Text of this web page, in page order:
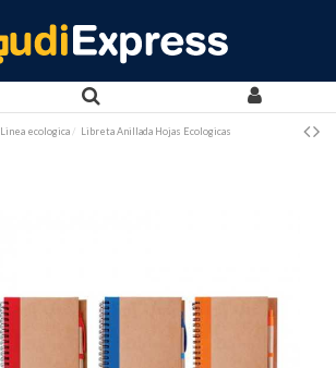
Linea ecologica Libreta Anillada Hojas Ecologicas